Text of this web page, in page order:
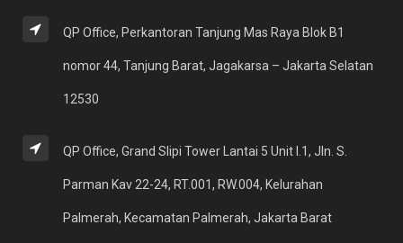
QP Office, Perkantoran Tanjung Mas Raya Blok B1
nomor 44, Tanjung Barat, Jagakarsa – Jakarta Selatan
12530
QP Office, Grand Slipi Tower Lantai 5 Unit I.1, Jln. S.
Parman Kav 22-24, RT.001, RW.004, Kelurahan
Palmerah, Kecamatan Palmerah, Jakarta Barat